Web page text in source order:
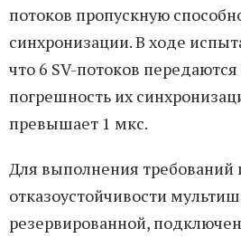
потоков пропускную
синхронизации. В ходе
что 6 SV-потоков
погрешность их
превышает 1 мкс.
Для выполнения требований
отказоустойчивости
резервированной,